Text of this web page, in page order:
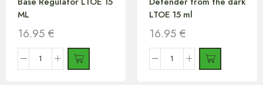
ML
16.95 €
LTOE 15 ml
16.95 €